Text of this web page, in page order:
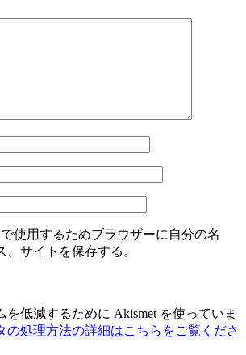
使用するためブラウザーに自分の名
サイトを保存する。
を低減するために Akismet を使っていま
の処理方法の詳細はこちらをご覧くださ